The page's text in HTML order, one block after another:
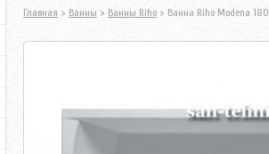
Главная > Ванны > Ванны Riho > Ванна Riho Modena 180